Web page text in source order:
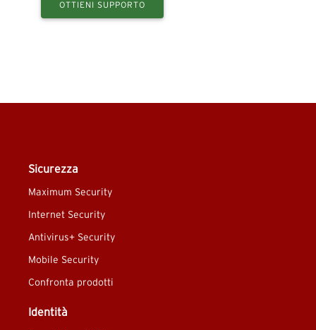
OTTIENI SUPPORTO
Sicurezza
Maximum Security
Internet Security
Antivirus+ Security
Mobile Security
Confronta prodotti
Identità